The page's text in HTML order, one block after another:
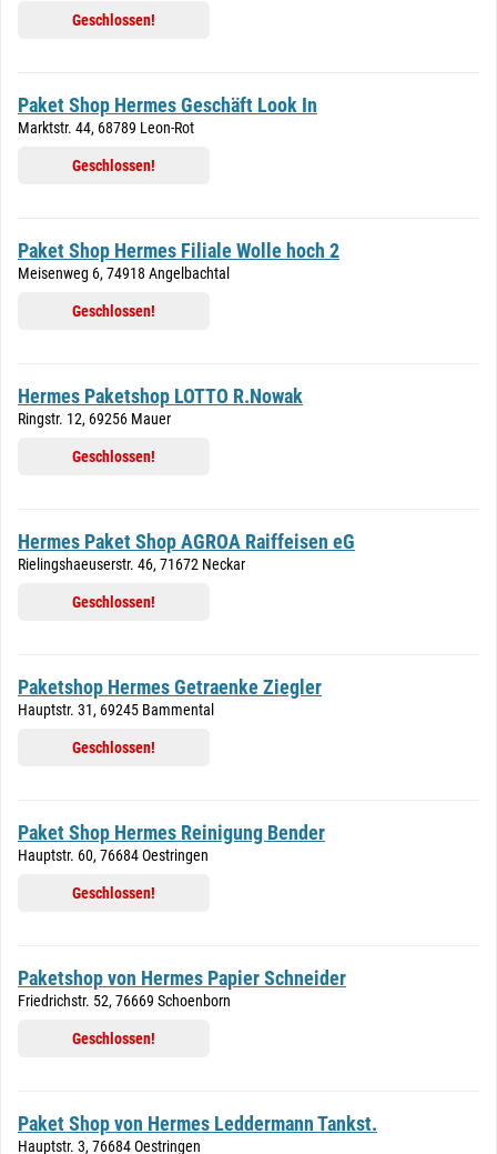
Geschlossen!
Paket Shop Hermes Geschäft Look In
Marktstr. 44, 68789 Leon-Rot
Geschlossen!
Paket Shop Hermes Filiale Wolle hoch 2
Meisenweg 6, 74918 Angelbachtal
Geschlossen!
Hermes Paketshop LOTTO R.Nowak
Ringstr. 12, 69256 Mauer
Geschlossen!
Hermes Paket Shop AGROA Raiffeisen eG
Rielingshaeuserstr. 46, 71672 Neckar
Geschlossen!
Paketshop Hermes Getraenke Ziegler
Hauptstr. 31, 69245 Bammental
Geschlossen!
Paket Shop Hermes Reinigung Bender
Hauptstr. 60, 76684 Oestringen
Geschlossen!
Paketshop von Hermes Papier Schneider
Friedrichstr. 52, 76669 Schoenborn
Geschlossen!
Paket Shop von Hermes Leddermann Tankst.
Hauptstr. 3, 76684 Oestringen